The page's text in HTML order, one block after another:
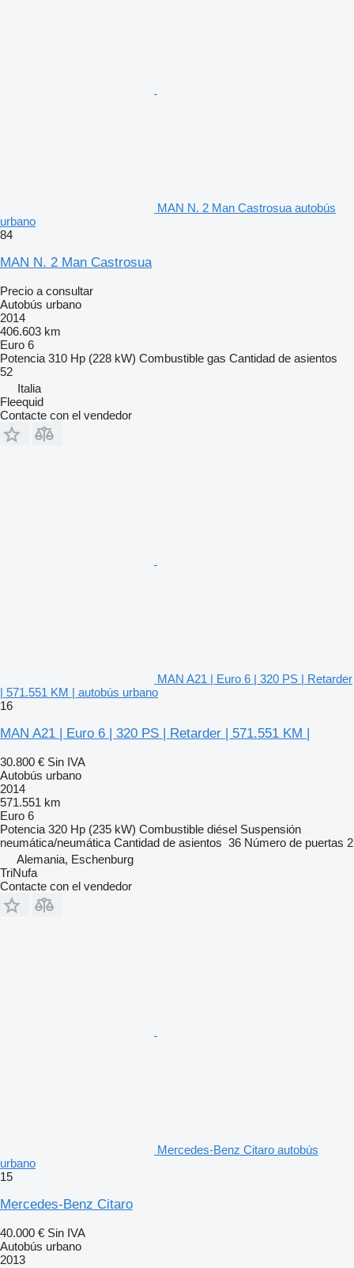
MAN N. 2 Man Castrosua autobús
urbano
84
MAN N. 2 Man Castrosua
Precio a consultar
Autobús urbano
2014
406.603 km
Euro 6
Potencia 310 Hp (228 kW) Combustible gas Cantidad de asientos
52
Italia
Fleequid
Contacte con el vendedor
MAN A21 | Euro 6 | 320 PS | Retarder
| 571.551 KM | autobús urbano
16
MAN A21 | Euro 6 | 320 PS | Retarder | 571.551 KM |
30.800 € Sin IVA
Autobús urbano
2014
571.551 km
Euro 6
Potencia 320 Hp (235 kW) Combustible diésel Suspensión
neumática/neumática Cantidad de asientos 36 Número de puertas 2
Alemania, Eschenburg
TriNufa
Contacte con el vendedor
Mercedes-Benz Citaro autobús
urbano
15
Mercedes-Benz Citaro
40.000 € Sin IVA
Autobús urbano
2013